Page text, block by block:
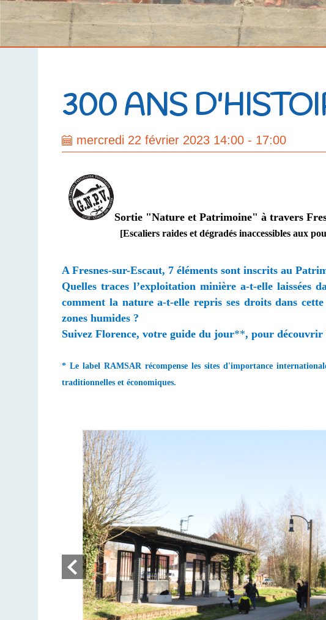
300 ANS
mercredi 22 février 2023 14:00 - 17:00
Sortie "Nature et Patrimoine" à travers
[Escaliers raides et dégradés inaccessibles aux
A Fresnes-sur-Escaut, 7 éléments sont inscrits au
Quelles traces l’exploitation minière a-t-elle laissées
comment la nature a-t-elle repris ses droits dans
zones humides ?
Suivez Florence, votre guide du jour**, pour découvrir
* Le label RAMSAR récompense les sites d'importance
traditionnelles et économiques.